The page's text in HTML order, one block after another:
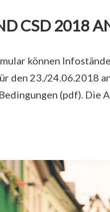
CSD 2018
können
den 23./24.06.2018
(pdf). Die